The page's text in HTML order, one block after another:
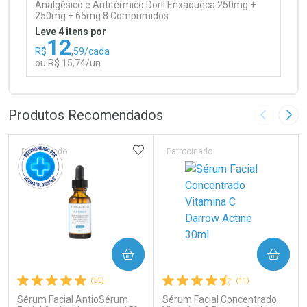
Analgésico e Antitérmico Doril Enxaqueca 250mg +
250mg + 65mg 8 Comprimidos
Leve 4 itens por
R$12,59/cada
ou R$ 15,74/un
Laboratório
Ativar Desconto
Comprar sem Desconto
Por Menos
Comprar sem Desconto
Produtos Recomendados Imagem
(35)
Sérum Facial AntioSérum
Patrocinado ADICIONAR AOS FAVORITOS
COMPRAR
(11)
Sérum Facial Concentrado
Patrocinado
COMPRAR